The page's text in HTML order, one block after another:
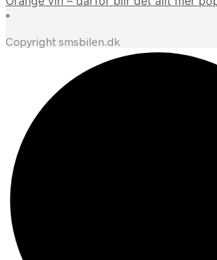
•
Copyright smsbilen.dk